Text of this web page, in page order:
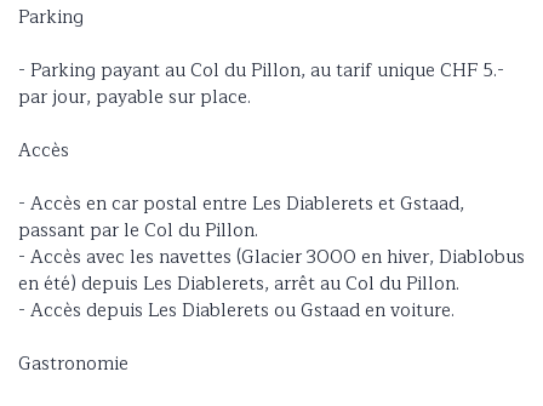
Parking
- Parking payant au Col du Pillon, au tarif unique CHF 5.-
par jour, payable sur place.
Accès
- Accès en car postal entre Les Diablerets et Gstaad,
passant par le Col du Pillon.
- Accès avec les navettes (Glacier 3000 en hiver, Diablobus
en été) depuis Les Diablerets, arrêt au Col du Pillon.
- Accès depuis Les Diablerets ou Gstaad en voiture.
Gastronomie